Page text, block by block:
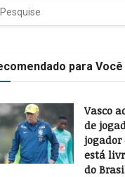
para Você
Vasco
de
jogador
está
do